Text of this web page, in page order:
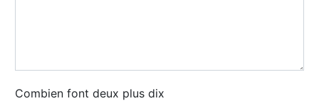
Combien font deux plus dix